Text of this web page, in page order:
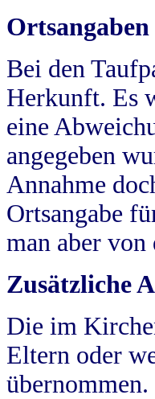
Bei den
Herkunft. Es
eine
angegeben
Annahme
Ortsangabe
man aber von
Zusätzliche
Die im
Eltern oder
übernommen.